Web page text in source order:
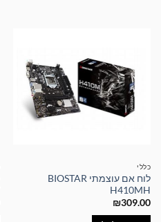
כללי
לוח אם עוצמתי BIOSTAR
H410MH
₪309.00